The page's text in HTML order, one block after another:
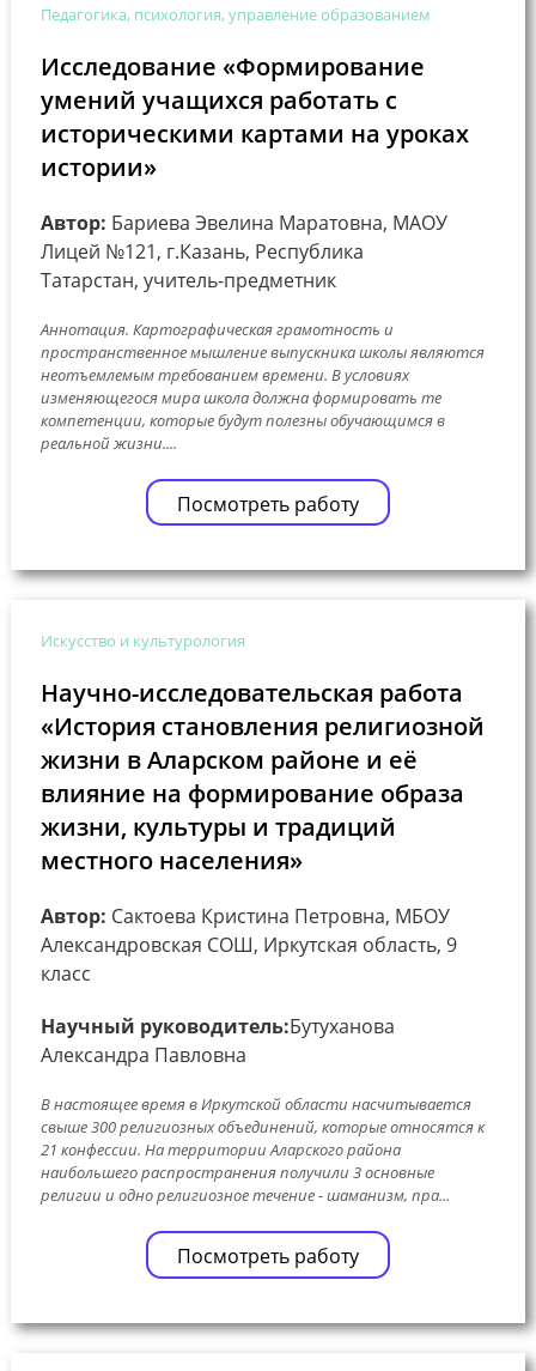
Педагогика, психология, управление образованием
Исследование «Формирование
умений учащихся работать с
историческими картами на уроках
истории»
Автор: Бариева Эвелина Маратовна, МАОУ
Лицей №121, г.Казань, Республика
Татарстан, учитель-предметник
Аннотация. Картографическая грамотность и
пространственное мышление выпускника школы являются
неотъемлемым требованием времени. В условиях
изменяющегося мира школа должна формировать те
компетенции, которые будут полезны обучающимся в
реальной жизни....
Посмотреть работу
Искусство и культурология
Научно-исследовательская работа
«История становления религиозной
жизни в Аларском районе и её
влияние на формирование образа
жизни, культуры и традиций
местного населения»
Автор: Сактоева Кристина Петровна, МБОУ
Александровская СОШ, Иркутская область, 9
класс
Научный руководитель:Бутуханова
Александра Павловна
В настоящее время в Иркутской области насчитывается
свыше 300 религиозных объединений, которые относятся к
21 конфессии. На территории Аларского района
наибольшего распространения получили 3 основные
религии и одно религиозное течение - шаманизм, пра...
Посмотреть работу